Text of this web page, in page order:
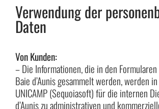
Verwendung der
Daten
Von Kunden:
– Die Informationen, die in den
Baie d’Aunis gesammelt werden, werden
UNICAMP (Sequoiasoft) für die internen
d’Aunis zu administrativen und